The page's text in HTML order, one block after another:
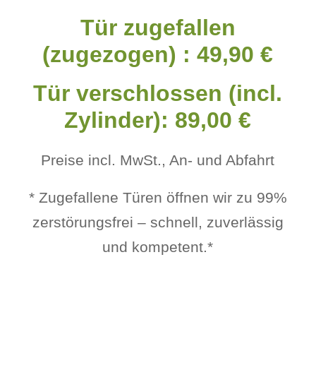
Tür zugefallen
(zugezogen) : 49,90 €
Tür verschlossen (incl.
Zylinder): 89,00 €
Preise incl. MwSt., An- und Abfahrt
* Zugefallene Türen öffnen wir zu 99%
zerstörungsfrei – schnell, zuverlässig
und kompetent.*